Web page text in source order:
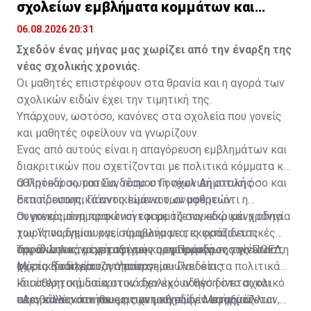
σχολείων εμβλήματα κομμάτων και
ομάδων
06.08.2026 20:31
Σχεδόν ένας μήνας μας χωρίζει από την έναρξη της
νέας σχολικής χρονιάς.
Οι μαθητές επιστρέφουν στα θρανία και η αγορά των
σχολικών ειδών έχει την τιμητική της.
Υπάρχουν, ωστόσο, κανόνες στα σχολεία που γονείς
και μαθητές οφείλουν να γνωρίζουν.
Ένας από αυτούς είναι η απαγόρευση εμβλημάτων και
διακριτικών που σχετίζονται με πολιτικά κόμματα και
αθλητικά σωματεία, τόσο στη σχολική στολή όσο και
στα προσωπικά αντικείμενα των μαθητών.
Ο Πρόεδρος του Συνδέσμου Γονέων Δημοτικής
Εκπαίδευσης, Γιάννος Ιωάννου, αναφέρει ότι η
συγκεκριμένη πρακτική εφαρμόζεται εδώ και χρόνια
χωρίς να δημιουργεί προβλήματα, εκφράζοντας
παράλληλα τη στήριξη των οργανωμένων γονέων στη
σχετική οδηγία του Υπουργείου Παιδείας.
«Δεν είναι κάτι που μας ανησυχεί, δεν υπήρχαν
Οι γονείς συμμορφώνονται με τη συγκεκριμένη οδηγία
του Υπουργείου και, σύμφωνα με τις εκπαιδευτικές
οργανώσεις, μέχρι στιγμής η εφαρμογή της γίνεται
χωρίς ιδιαίτερα ζητήματα.
Την ίδια εικόνα μεταφέρει και η Πρόεδρος της ΠΟΕΔ,
Μύρια Βασιλείου, η οποία σημειώνει ότι τα πολιτικά
και αθλητικά διακριτικά δεν έχουν θέση στο σχολικό
περιβάλλον και πως η σχετική οδηγία εφαρμόζεται
Ιδιαίτερη σημασία στον σχολικό οδηγό δίνεται και
στις καλές συνήθειες των μαθητών. Μεταξύ άλλων,